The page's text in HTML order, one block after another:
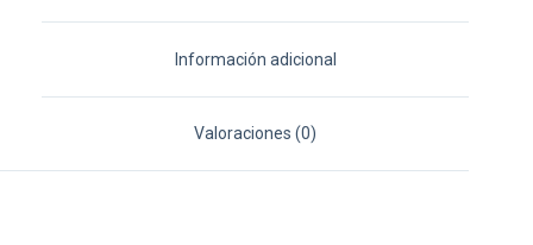
Información adicional
Valoraciones (0)